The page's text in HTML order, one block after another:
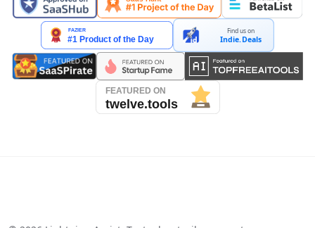
Find us on
Indie.Deals